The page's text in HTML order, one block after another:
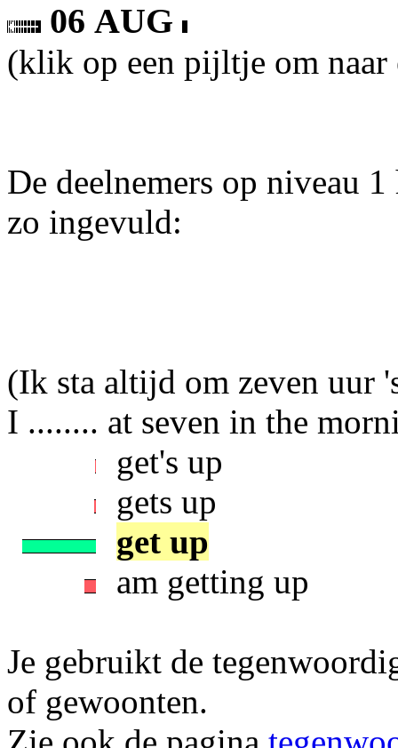
06 AUG
(klik op een pijltje om naar
De deelnemers op niveau
zo ingevuld:
(Ik sta altijd om zeven uur
I ........ at seven in the
get's up
gets up
get up
am getting up
Je gebruikt de
of gewoonten.